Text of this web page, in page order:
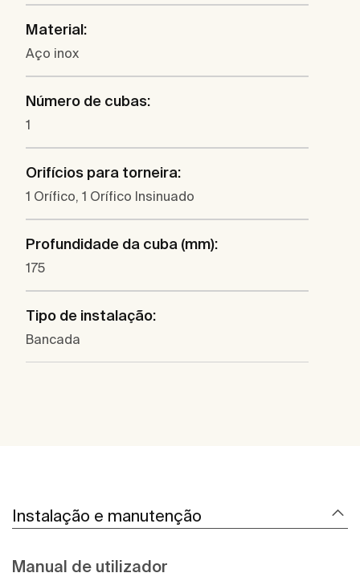
Material:
Aço inox
Número de cubas:
1
Orifícios para torneira:
1 Orífico, 1 Orífico Insinuado
Profundidade da cuba (mm):
175
Tipo de instalação:
Bancada
Instalação e manutenção
Manual de utilizador